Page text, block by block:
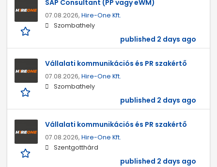
SAP Consultant (PP vagy eWM)
07.08.2026, Hire-One Kft.
Szombathely
published 2 days ago
Vállalati kommunikációs és PR szakértő
07.08.2026, Hire-One Kft.
Szombathely
published 2 days ago
Vállalati kommunikációs és PR szakértő
07.08.2026, Hire-One Kft.
Szentgotthárd
published 2 days ago